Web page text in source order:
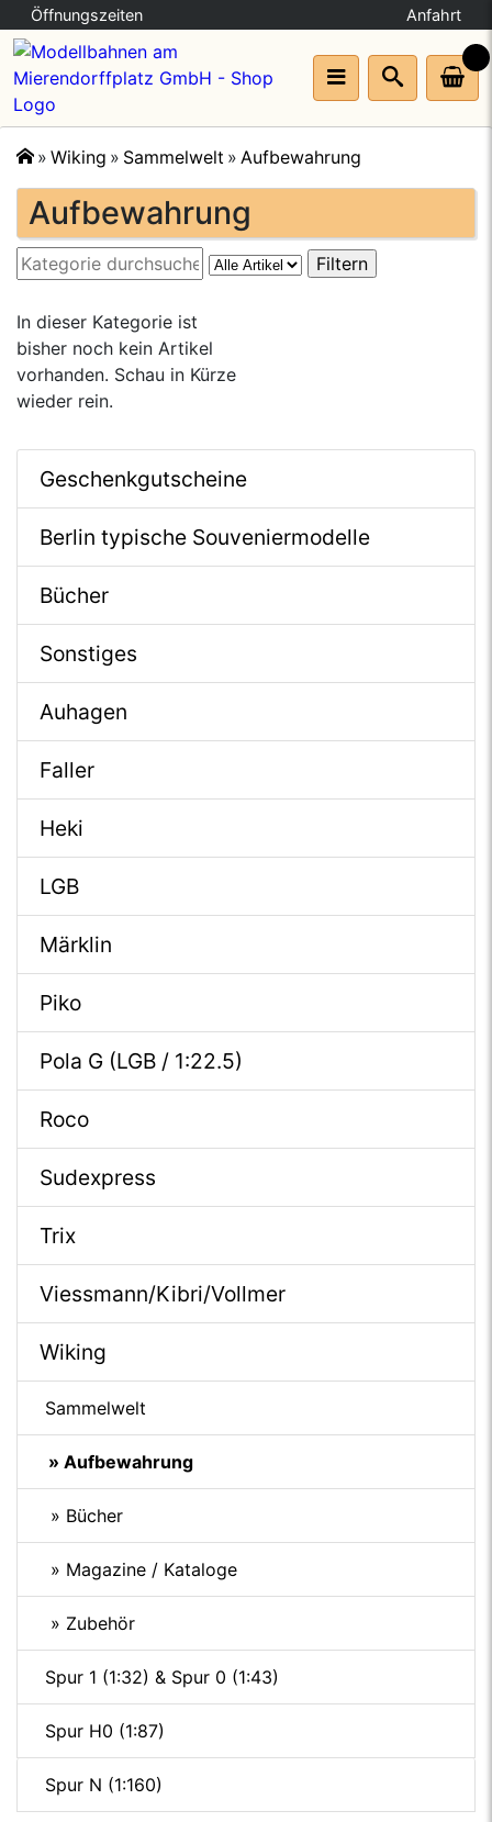
Öffnungszeiten Anfahrt
🔍
Wiking Sammelwelt Aufbewahrung
Aufbewahrung
In dieser Kategorie ist
bisher noch kein Artikel
vorhanden. Schau in Kürze
wieder rein.
Geschenkgutscheine
Berlin typische Souveniermodelle
Bücher
Sonstiges
Auhagen
Faller
Heki
LGB
Märklin
Piko
Pola G (LGB / 1:22.5)
Roco
Sudexpress
Trix
Viessmann/Kibri/Vollmer
Wiking
Sammelwelt
» Aufbewahrung
» Bücher
» Magazine / Kataloge
» Zubehör
Spur 1 (1:32) & Spur 0 (1:43)
Spur H0 (1:87)
Spur N (1:160)